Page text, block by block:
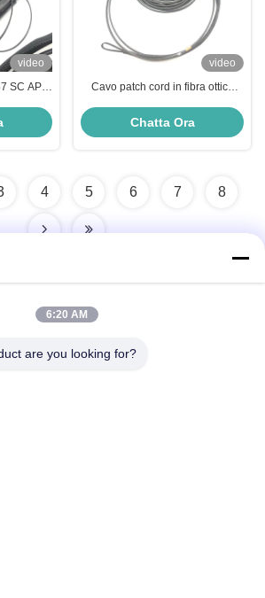
video
SC APC
video
Cavo patch cord in fibra ottica
FTTA con connettore SC
Chatta Ora
4 5 6 7 8
6:20 AM
are you looking for?